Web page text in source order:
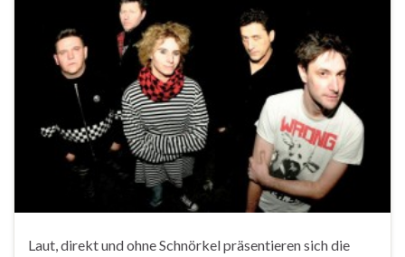
Laut, direkt und ohne Schnörkel präsentieren sich die